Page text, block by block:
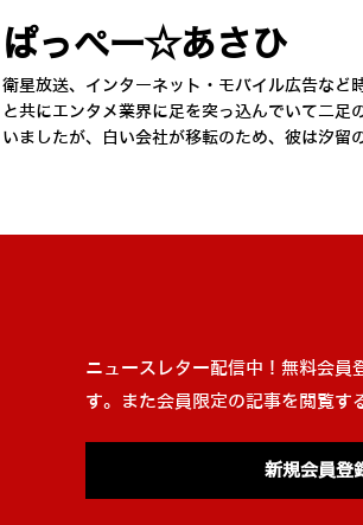
ぱっぺー☆あさひ
衛星放送、インターネット・モバイル広告など
と共にエンタメ業界に足を突っ込んでいて二
いましたが、白い会社が移転のため、彼は汐留
ニュースレター配信中！無料会員
す。また会員限定の記事を閲覧す
新規会員登